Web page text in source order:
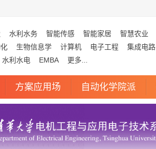
水利水务 智能传感 智能家居 智慧农业
生物信息学 计算机 电子工程 集成电路
水利水电 EMBA 更多...
方案应用场 自动化学院派